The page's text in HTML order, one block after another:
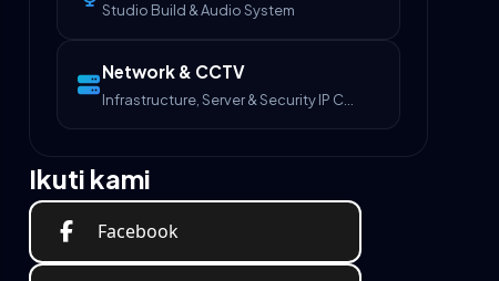
Studio Build & Audio System
Network & CCTV
Ikuti kami
Facebook